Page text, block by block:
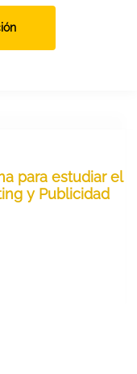
para estudiar el
y Publicidad